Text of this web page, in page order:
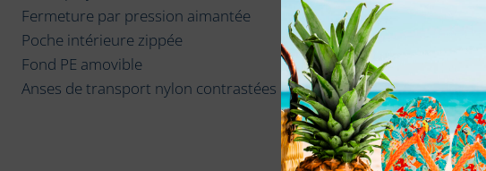
Fermeture par pression aimantée
Poche intérieure zippée
Fond PE amovible
Anses de transport nylon contrastées